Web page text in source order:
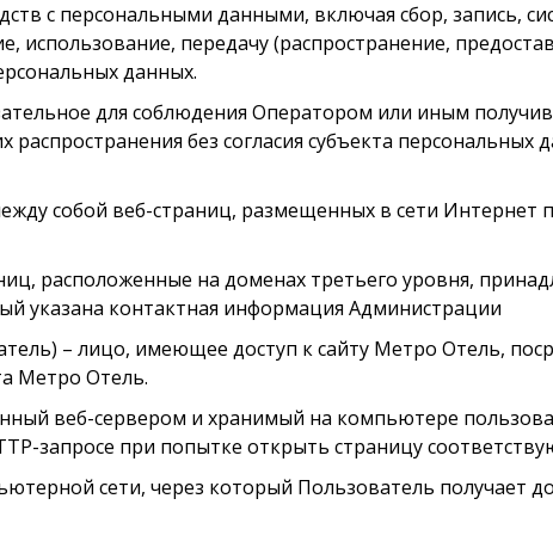
с персональными данными, включая сбор, запись,
использование, передачу (распространение,
данных.
для соблюдения Оператором или иным
без согласия субъекта персональных
собой веб-страниц, размещенных в сети Интернет
расположенные на доменах третьего уровня,
указана контактная информация Администрации
– лицо, имеющее доступ к сайту Метро Отель,
Метро Отель.
веб-сервером и хранимый на компьютере
запросе при попытке открыть страницу
сети, через который Пользователь получает